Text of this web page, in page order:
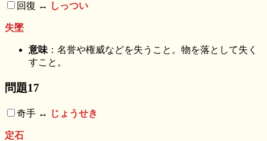
回復 ↔︎ しっつい
失墜
意味 ：名誉や権威などを失うこと。物を落として失く
すこと。
問題17
奇手 ↔︎ じょうせき
定石